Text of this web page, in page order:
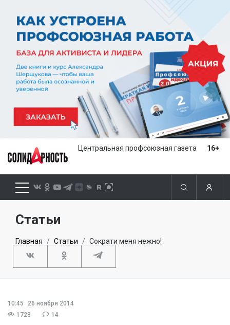
Центральная профсоюзная газета 16+
Статьи
Главная Статьи Сократи меня нежно!
10:45
26 ноября 2014
1728
14